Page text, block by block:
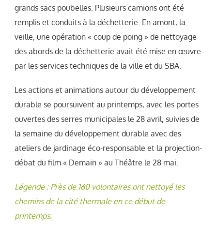
grands sacs poubelles. Plusieurs camions ont été
remplis et conduits à la déchetterie. En amont, la
veille, une opération « coup de poing » de nettoyage
des abords de la déchetterie avait été mise en œuvre
par les services techniques de la ville et du SBA.
Les actions et animations autour du développement
durable se poursuivent au printemps, avec les portes
ouvertes des serres municipales le 28 avril, suivies de
la semaine du développement durable avec des
ateliers de jardinage éco-responsable et la projection-
débat du film « Demain » au Théâtre le 28 mai.
Légende : Près de 160 volontaires ont nettoyé les
chemins de la cité thermale en ce début de
printemps.